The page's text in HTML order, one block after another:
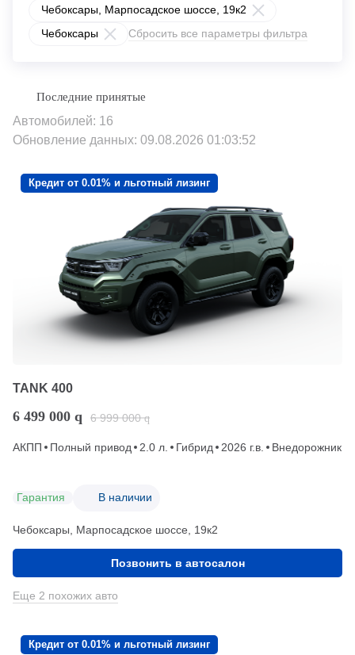
Чебоксары, Марпосадское шоссе, 19к2
Чебоксары
Сбросить все параметры фильтра
Автомобилей: 16
Обновление данных: 09.08.2026 01:03:52
Кредит от 0.01% и льготный лизинг
TANK 400
6 499 000 q 6 999 000 q
АКПП Полный привод 2.0 л. Гибрид 2026 г.в. Внедорожник
Гарантия В наличии
Чебоксары, Марпосадское шоссе, 19к2
Позвонить в автосалон
Еще 2 похожих авто
Кредит от 0.01% и льготный лизинг